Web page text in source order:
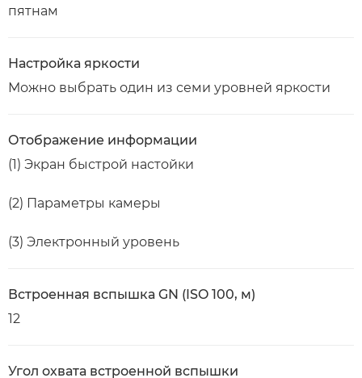
пятнам
Настройка яркости
Можно выбрать один из семи уровней яркости
Отображение информации
(1) Экран быстрой настойки
(2) Параметры камеры
(3) Электронный уровень
Встроенная вспышка GN (ISO 100, м)
12
Угол охвата встроенной вспышки